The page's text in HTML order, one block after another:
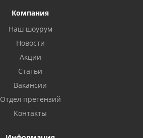
Компания
Наш шоурум
Новости
Акции
Статьи
Вакансии
Отдел претензий
Контакты